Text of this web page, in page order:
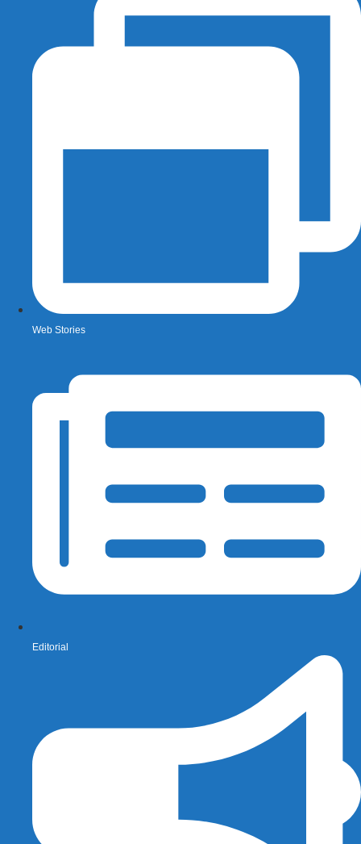
Web Stories
Editorial